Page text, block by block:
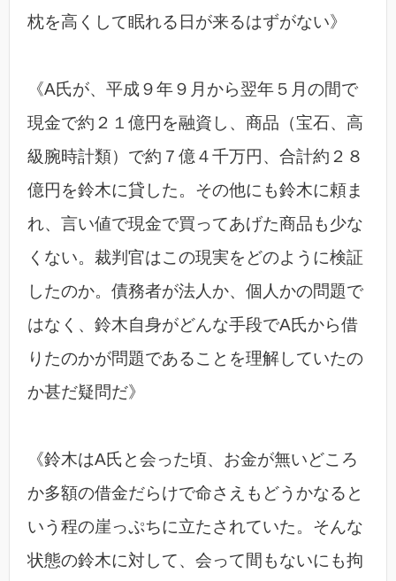
枕を高くして眠れる日が来るはずがない》
《A氏が、平成９年９月から翌年５月の間で
現金で約２１億円を融資し、商品（宝石、高
級腕時計類）で約７億４千万円、合計約２８
億円を鈴木に貸した。その他にも鈴木に頼ま
れ、言い値で現金で買ってあげた商品も少な
くない。裁判官はこの現実をどのように検証
したのか。債務者が法人か、個人かの問題で
はなく、鈴木自身がどんな手段でA氏から借
りたのかが問題であることを理解していたの
か甚だ疑問だ》
《鈴木はA氏と会った頃、お金が無いどころ
か多額の借金だらけで命さえもどうかなると
いう程の崖っぷちに立たされていた。そんな
状態の鈴木に対して、会って間もないにも拘